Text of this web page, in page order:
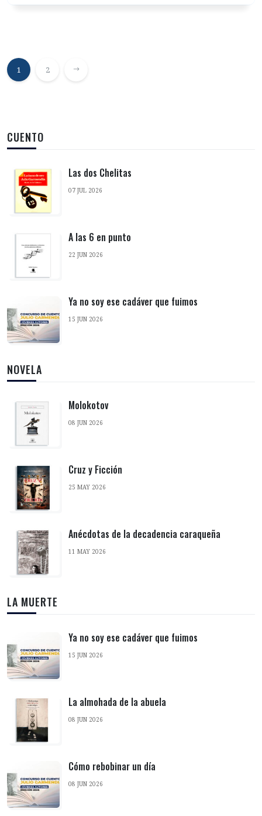
1 2
CUENTO
Las dos Chelitas
07 JUL 2026
A las 6 en punto
22 JUN 2026
Ya no soy ese cadáver que fuimos
15 JUN 2026
NOVELA
Molokotov
08 JUN 2026
Cruz y Ficción
25 MAY 2026
Anécdotas de la decadencia caraqueña
11 MAY 2026
LA MUERTE
Ya no soy ese cadáver que fuimos
15 JUN 2026
La almohada de la abuela
08 JUN 2026
Cómo rebobinar un día
08 JUN 2026